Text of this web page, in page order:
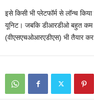
इसे किसी भी प्लेटफॉर्म से लॉन्च
यूनिट। जबकि डीआरडीओ बहुत कम
(वीएसएचओआरएडीएस) भी तैयार